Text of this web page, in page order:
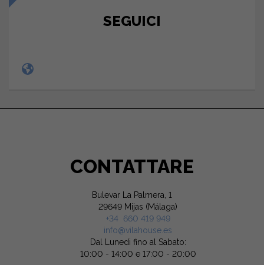
SEGUICI
CONTATTARE
Bulevar La Palmera, 1
29649 Mijas (Málaga)
+34 660 419 949
info@vilahouse.es
Dal Lunedi fino al Sabato:
10:00 - 14:00 e 17:00 - 20:00